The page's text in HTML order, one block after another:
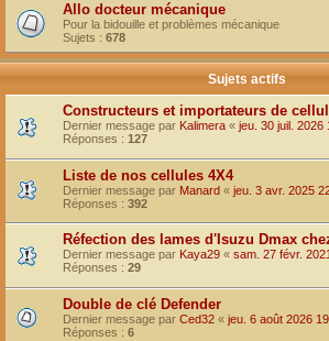
Allo docteur mécanique
Pour la bidouille et problèmes mécanique
Sujets : 678
Sujets actifs
Constructeurs et importateurs de
Dernier message par Kalimera « jeu. 30 juil. 2026
Réponses : 127
Liste de nos cellules 4X4
Dernier message par Manard « jeu. 3 avr. 2025
Réponses : 392
Réfection des lames d'Isuzu Dmax
Dernier message par Kaya29 « sam. 27 févr.
Réponses : 29
Double de clé Defender
Dernier message par Ced32 « jeu. 6 août 2026
Réponses : 6